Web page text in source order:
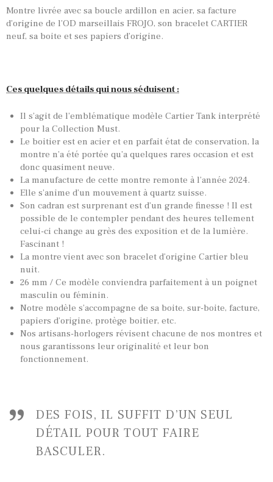
TOUTES NOS VINTAGES
MONTRES PAR HISTOIRES
CONTACTS & HISTORIQUE
PANIER
Montre livrée avec sa boucle ardillon en acier, sa facture
d’origine de l’OD marseillais FROJO, son bracelet CARTIER
neuf, sa boite et ses papiers d’origine.
Ces quelques détails qui nous séduisent :
Il s’agit de l’emblématique modèle Cartier Tank interprété
pour la Collection Must.
Le boitier est en acier et en parfait état de conservation, la
montre n’a été portée qu’a quelques rares occasion et est
donc quasiment neuve.
La manufacture de cette montre remonte à l’année 2024.
Elle s’anime d’un mouvement à quartz suisse.
Son cadran est surprenant est d’un grande finesse ! Il est
possible de le contempler pendant des heures tellement
celui-ci change au grès des exposition et de la lumière.
Fascinant !
La montre vient avec son bracelet d’origine Cartier bleu
nuit.
26 mm / Ce modèle conviendra parfaitement à un poignet
masculin ou féminin.
Notre modèle s’accompagne de sa boite, sur-boite, facture,
papiers d’origine, protège boitier, etc.
Nos artisans-horlogers révisent chacune de nos montres et
nous garantissons leur originalité et leur bon
fonctionnement.
DES FOIS, IL SUFFIT D’UN SEUL
DÉTAIL POUR TOUT FAIRE
BASCULER.